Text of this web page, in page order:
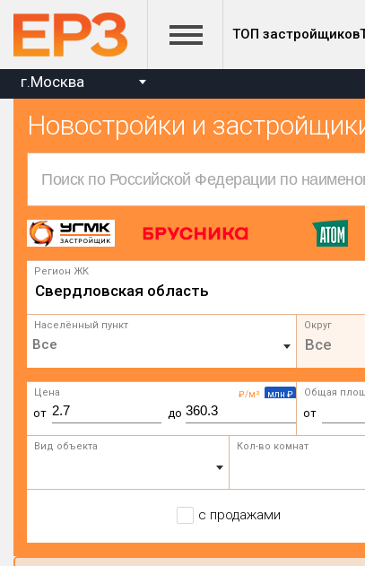
ТОП застройщиков
г.Москва
Новостройки и
Регион ЖК
Свердловская область
Населённый пункт Округ
Все
₽/м² млн ₽
Цена
от до
Общая
от
Вид объекта Кол-во комнат
с продажами